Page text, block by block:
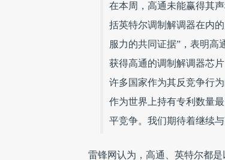
在本周，高通未能赢得其
括英特尔调制解调器在内
服力的共同证据”，表明高
获得高通的调制解调器芯
许多国家作为其反竞争行
作为世界上持有专利数量
平竞争。我们期待着继续与
雷锋网认为，高通、英特尔都